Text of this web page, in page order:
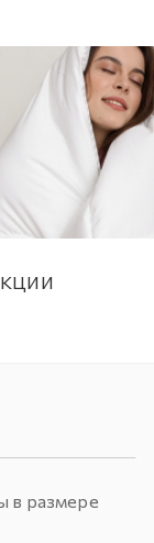
в размере